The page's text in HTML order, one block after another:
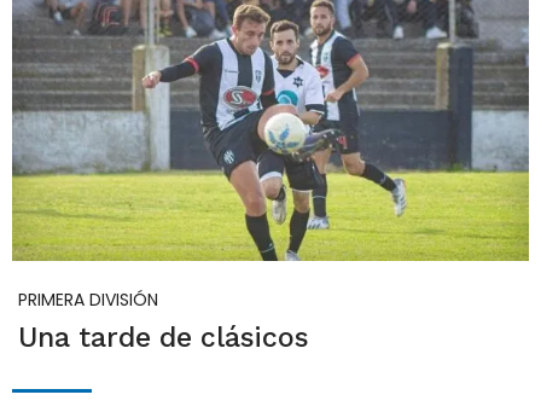
PRIMERA DIVISIÓN
Una tarde de clásicos